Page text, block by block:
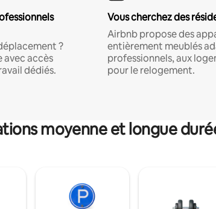
?
avec accès
dédiés.
Vous cherchez des
Airbnb propose des
entièrement meublés
professionnels, aux
pour le relogement.
moyenne et longue